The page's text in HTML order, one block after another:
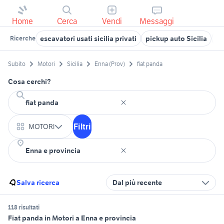
Home Cerca Vendi Messaggi
Ricerche escavatori usati sicilia privati pickup auto Sicilia
Subito Motori Sicilia Enna (Prov) fiat panda
Cosa cerchi?
MOTORI Filtri
Salva ricerca Dal più recente
118 risultati
Fiat panda in Motori a Enna e provincia